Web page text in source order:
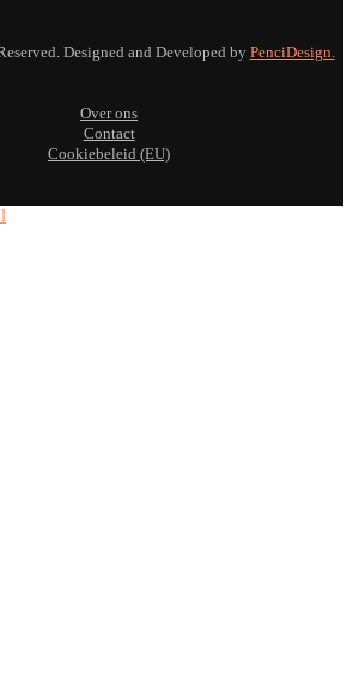
Designed and Developed by PenciDesign.
Over ons
Contact
Cookiebeleid (EU)